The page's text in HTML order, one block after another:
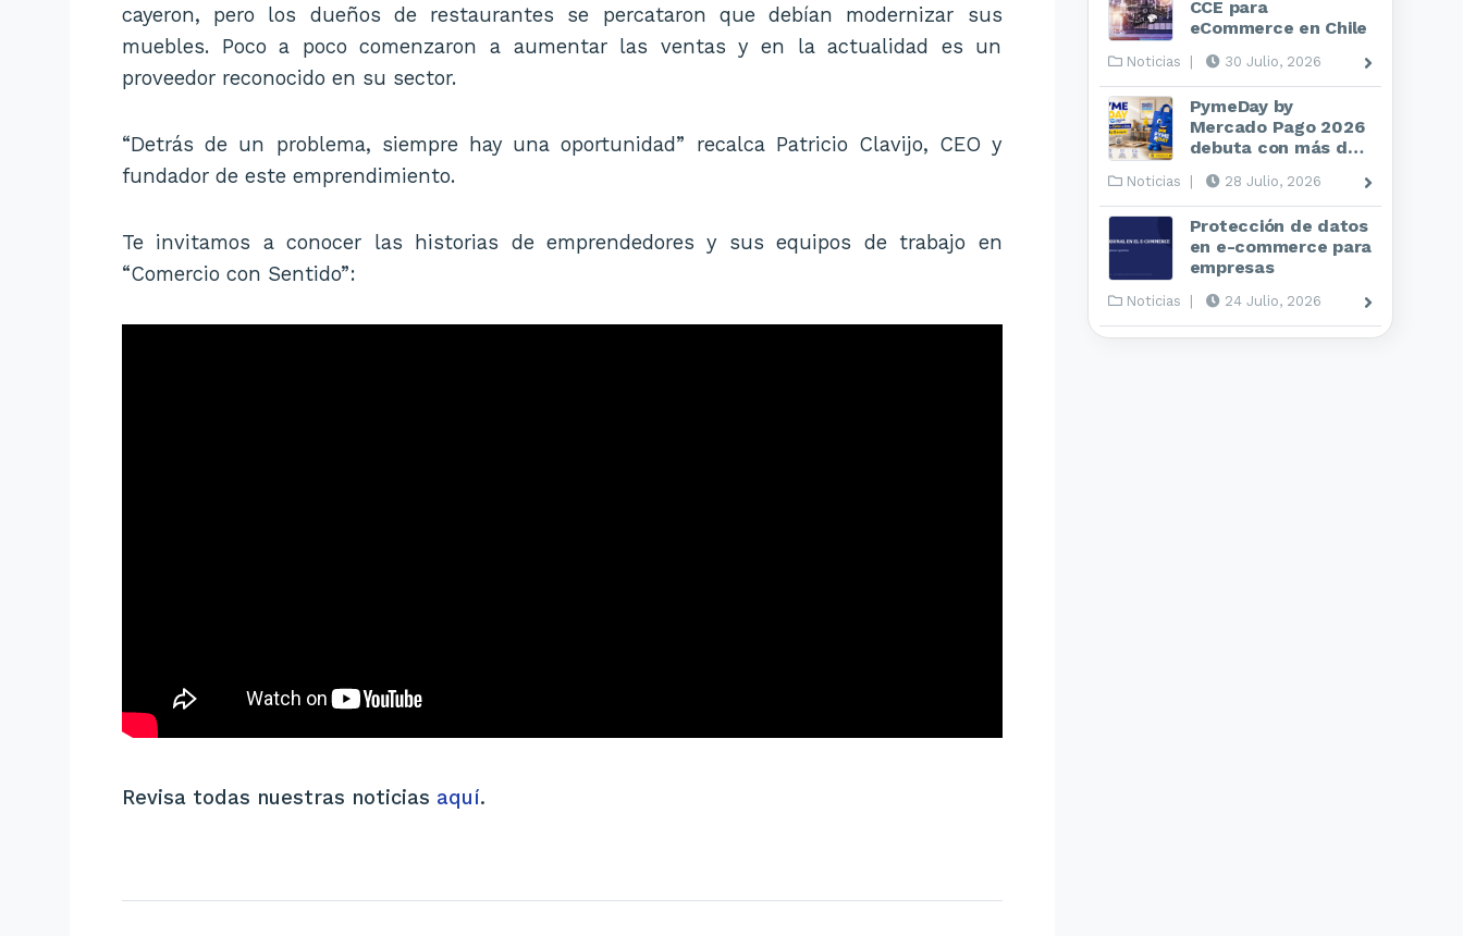
cayeron, pero los dueños de restaurantes se percataron que debían modernizar sus
muebles. Poco a poco comenzaron a aumentar las ventas y en la actualidad es un
proveedor reconocido en su sector.
“Detrás de un problema, siempre hay una oportunidad” recalca Patricio Clavijo, CEO y
fundador de este emprendimiento.
Te invitamos a conocer las historias de emprendedores y sus equipos de trabajo en
“Comercio con Sentido”:
Revisa todas nuestras noticias aquí.
CCE para
eCommerce en Chile
Noticias 30 Julio, 2026
PymeDay by
Mercado Pago 2026
debuta con más de
Noticias 28 Julio, 2026
Protección de datos
en e-commerce para
empresas
Noticias 24 Julio, 2026